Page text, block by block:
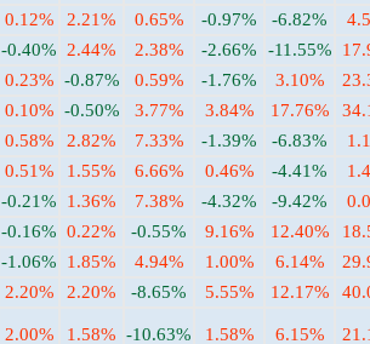
0.12% 2.21% 0.65% -0.97% -6.82%
-0.40% 2.44% 2.38% -2.66% -11.55%
0.23% -0.87% 0.59% -1.76% 3.10%
0.10% -0.50% 3.77% 3.84% 17.76%
0.58% 2.82% 7.33% -1.39% -6.83%
0.51% 1.55% 6.66% 0.46% -4.41%
-0.21% 1.36% 7.38% -4.32% -9.42%
-0.16% 0.22% -0.55% 9.16% 12.40%
-1.06% 1.85% 4.94% 1.00% 6.14%
2.20% 2.20% -8.65% 5.55% 12.17%
2.00% 1.58% -10.63% 1.58% 6.15%